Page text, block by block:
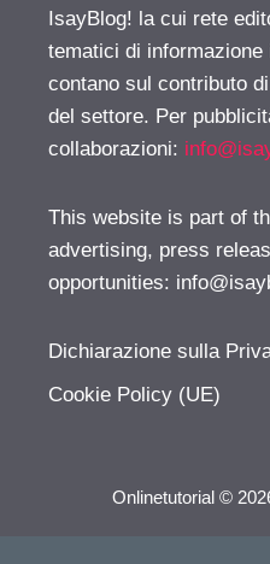
IsayBlog! la cui rete
tematici di informazione
contano sul contributo
del settore. Per
collaborazioni:
This website is part of
advertising, press
opportunities:
Dichiarazione sulla
Cookie Policy (UE)
Onlinetutorial ©